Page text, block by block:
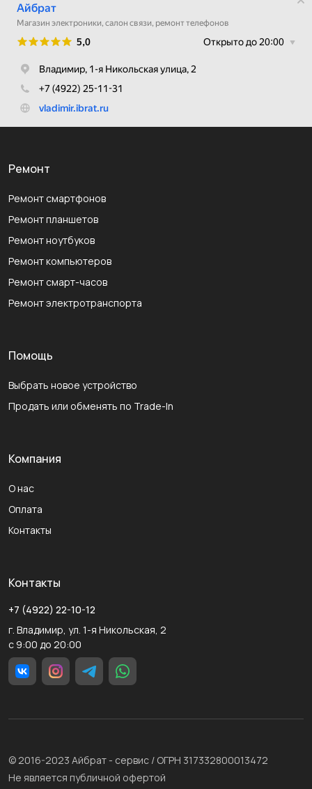
Ремонт
Ремонт смартфонов
Ремонт планшетов
Ремонт ноутбуков
Ремонт компьютеров
Ремонт смарт-часов
Ремонт электротранспорта
Помощь
Выбрать новое устройство
Продать или обменять по Trade-In
Компания
О нас
Оплата
Контакты
Контакты
+7 (4922) 22-10-12
г. Владимир, ул. 1-я Никольская, 2
с 9:00 до 20:00
© 2016-2023 Айбрат - сервис / ОГРН 317332800013472
Не является публичной офертой